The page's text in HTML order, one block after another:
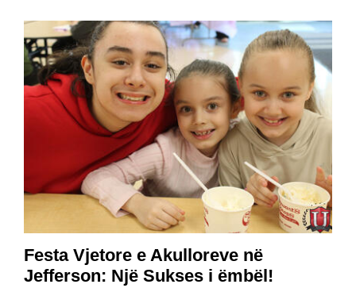
Festa Vjetore e Akulloreve në
Jefferson: Një Sukses i ëmbël!